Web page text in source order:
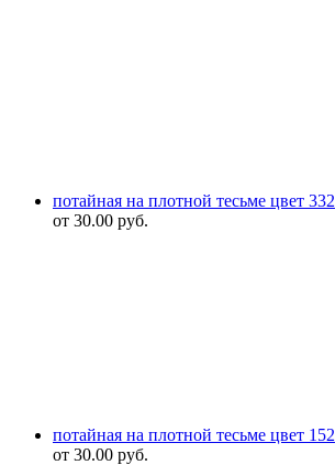
потайная на плотной тесьме цвет 332
от 30.00 руб.
потайная на плотной тесьме цвет 152
от 30.00 руб.